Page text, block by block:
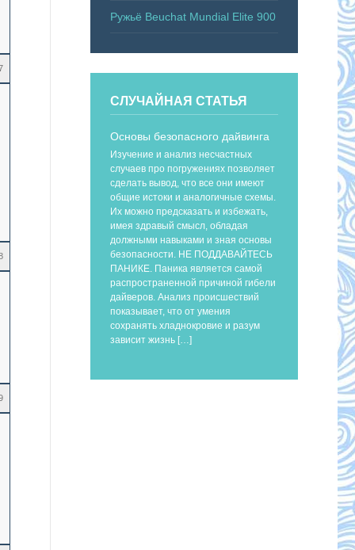
Ружьё Beuchat Mundial Elite 900
СЛУЧАЙНАЯ СТАТЬЯ
Основы безопасного дайвинга
Изучение и анализ несчастных
случаев про погружениях позволяет
сделать вывод, что все они имеют
общие истоки и аналогичные схемы.
Их можно предсказать и избежать,
имея здравый смысл, обладая
должными навыками и зная основы
безопасности. НЕ ПОДДАВАЙТЕСЬ
ПАНИКЕ. Паника является самой
распространенной причиной гибели
дайверов. Анализ происшествий
показывает, что от умения
сохранять хладнокровие и разум
зависит жизнь […]